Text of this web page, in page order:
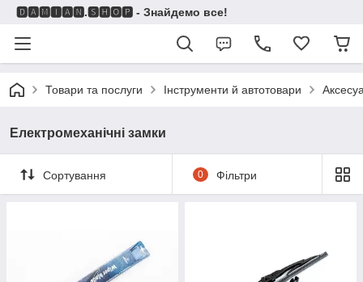
🅳🅰🅼🅸🅰🅽.🆂🅷🅾🅿 - Знайдемо все!
Товари та послуги Інструменти й автотовари
Електромеханічні замки
Сортування 0 Фільтри